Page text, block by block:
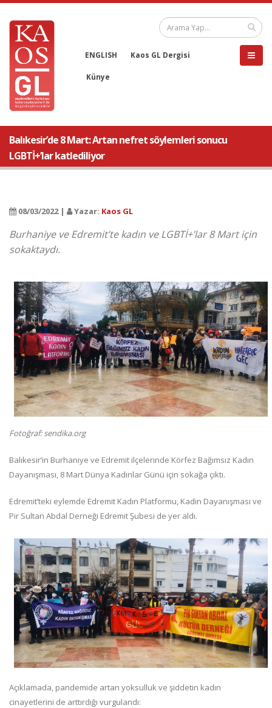
ENGLISH Kaos GL Dergisi
Künye
Balıkesir’de 8 Mart: Artan nefret söylemleri sonucu
LGBTİ+’lar katlediliyor
08/03/2022 | Yazar: Kaos GL
Burhaniye ve Edremit’te kadın ve LGBTİ+’lar 8 Mart için
sokaktaydı.
Fotoğraf: sendika.org
Balıkesir’in Burhaniye ve Edremit ilçelerinde Körfez Bağımsız Kadın
Dayanışması, 8 Mart Dünya Kadınlar Günü için sokağa çıktı.
Edremit’teki eylemde Edremit Kadın Platformu, Kadın Dayanışması ve
Pir Sultan Abdal Derneği Edremit Şubesi de yer aldı.
Açıklamada, pandemide artan yoksulluk ve şiddetin kadın
cinayetlerini de arttırdığı vurgulandı: